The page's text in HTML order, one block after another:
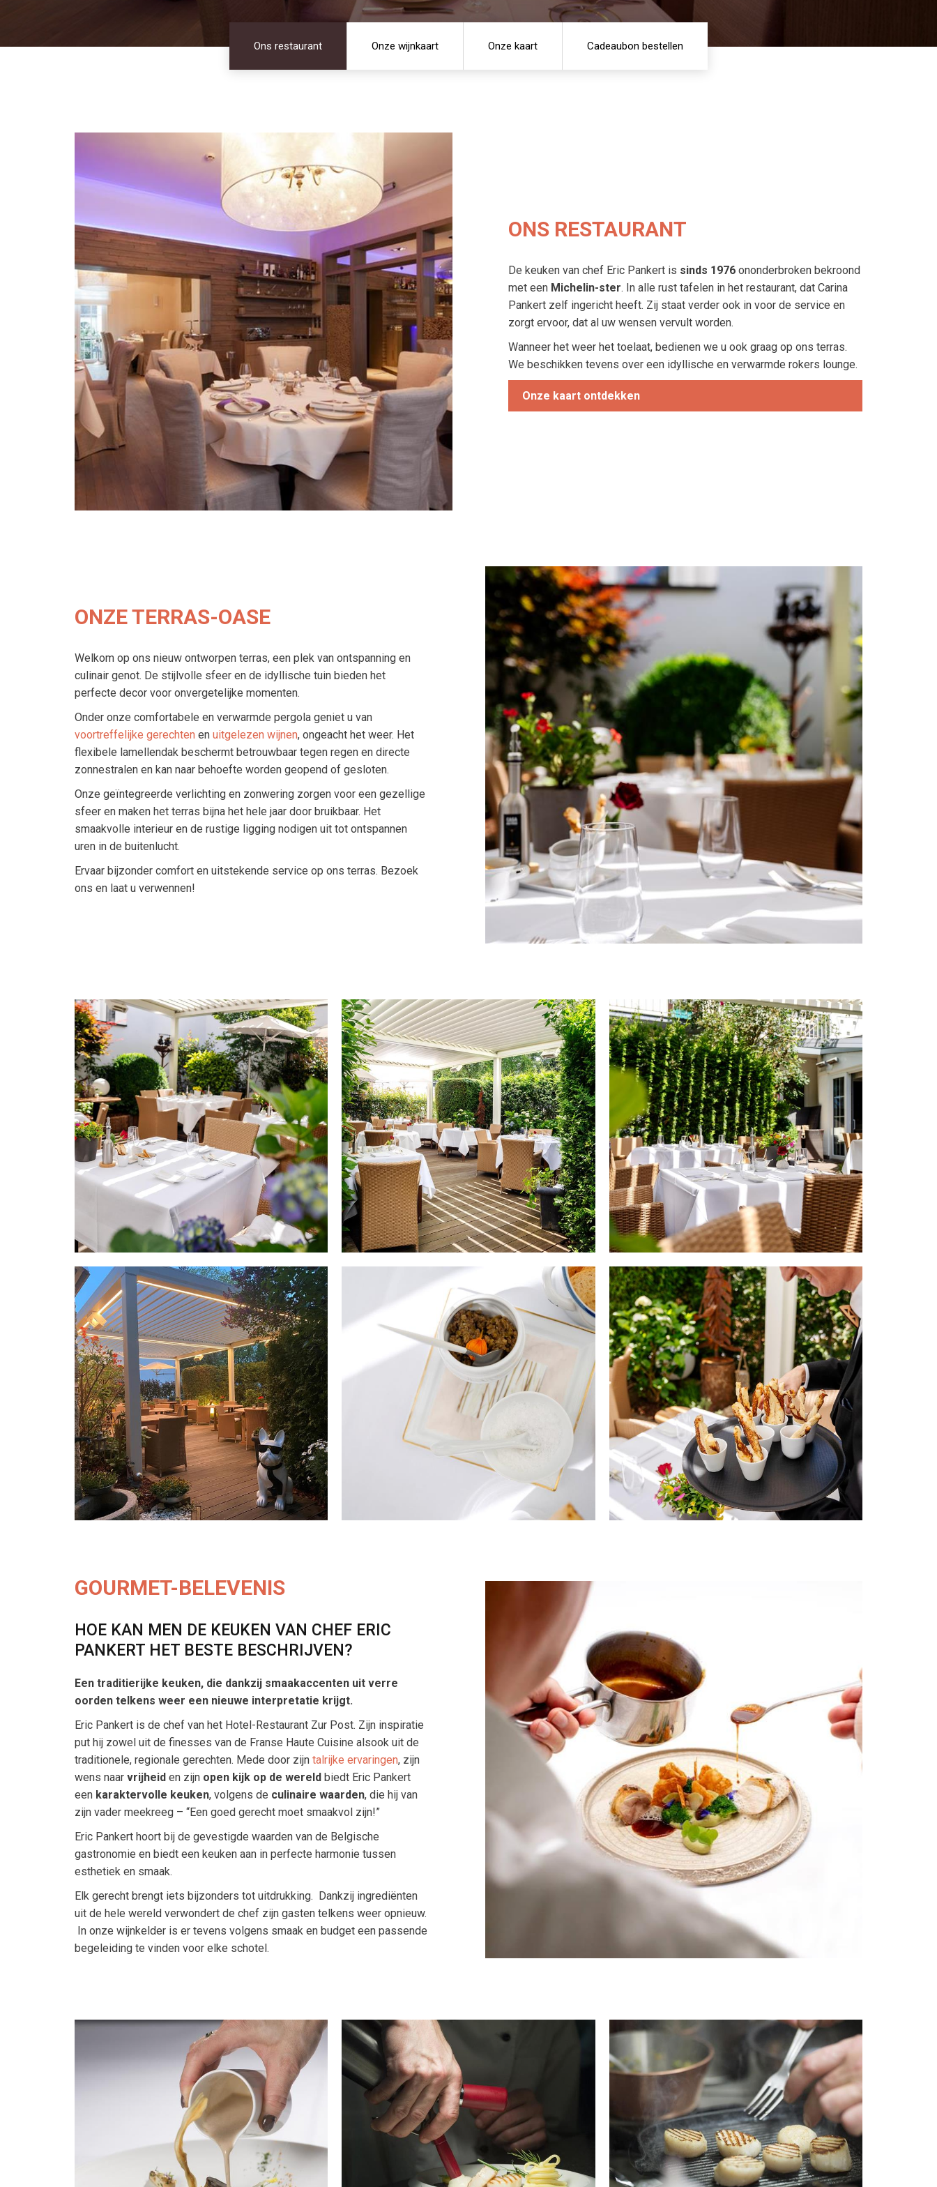
Ons restaurant Onze wijnkaart Onze kaart Cadeaubon bestellen
ONS RESTAURANT
De keuken van chef Eric Pankert is sinds 1976ononderbroken bekroond
met een Michelin-ster. In alle rust tafelen in het restaurant, dat Carina
Pankert zelf ingericht heeft. Zij staat verder ook in voor de service en
zorgt ervoor, dat al uw wensen vervult worden.
Wanneer het weer het toelaat, bedienen we u ook graag op ons terras.
We beschikken tevens over een idyllische en verwarmde rokers lounge.
Onze kaart ontdekken
ONZE TERRAS-OASE
Welkom op ons nieuw ontworpen terras, een plek van ontspanning en
culinair genot. De stijlvolle sfeer en de idyllische tuin bieden het
perfecte decor voor onvergetelijke momenten.
Onder onze comfortabele en verwarmde pergola geniet u van
voortreffelijke gerechten en uitgelezen wijnen, ongeacht het weer. Het
flexibele lamellendak beschermt betrouwbaar tegen regen en directe
zonnestralen en kan naar behoefte worden geopend of gesloten.
Onze geïntegreerde verlichting en zonwering zorgen voor een gezellige
sfeer en maken het terras bijna het hele jaar door bruikbaar. Het
smaakvolle interieur en de rustige ligging nodigen uit tot ontspannen
uren in de buitenlucht.
Ervaar bijzonder comfort en uitstekende service op ons terras. Bezoek
ons en laat u verwennen!
GOURMET-BELEVENIS
HOE KAN MEN DE KEUKEN VAN CHEF ERIC
PANKERT HET BESTE BESCHRIJVEN?
Een traditierijke keuken, die dankzij smaakaccenten uit verre
oorden telkens weer een nieuwe interpretatie krijgt.
Eric Pankert is de chef van het Hotel-Restaurant Zur Post. Zijn inspiratie
put hij zowel uit de finesses van de Franse Haute Cuisine alsook uit de
traditionele, regionale gerechten. Mede door zijn talrijke ervaringen, zijn
wens naar vrijheid en zijn open kijk op de wereld biedt Eric Pankert
een karaktervolle keuken, volgens de culinaire waarden, die hij van
zijn vader meekreeg – “Een goed gerecht moet smaakvol zijn!”
Eric Pankert hoort bij de gevestigde waarden van de Belgische
gastronomie en biedt een keuken aan in perfecte harmonie tussen
esthetiek en smaak.
Elk gerecht brengt iets bijzonders tot uitdrukking. Dankzij ingrediënten
uit de hele wereld verwondert de chef zijn gasten telkens weer opnieuw.
In onze wijnkelder is er tevens volgens smaak en budget een passende
begeleiding te vinden voor elke schotel.